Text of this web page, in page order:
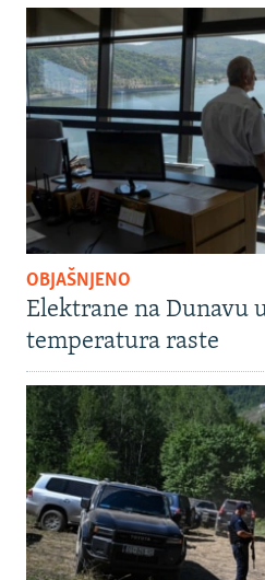
OBJAŠNJENO
Elektrane na Dunavu
temperatura raste